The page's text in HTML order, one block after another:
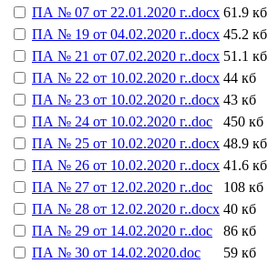
ПА № 07 от 22.01.2020 г..docx 61.9 кб
ПА № 19 от 04.02.2020 г..docx 45.2 кб
ПА № 21 от 07.02.2020 г..docx 51.1 кб
ПА № 22 от 10.02.2020 г..docx 44 кб
ПА № 23 от 10.02.2020 г..docx 43 кб
ПА № 24 от 10.02.2020 г..doc
450 кб
ПА № 25 от 10.02.2020 г..docx 48.9 кб
ПА № 26 от 10.02.2020 г..docx 41.6 кб
ПА № 27 от 12.02.2020 г..doc
108 кб
ПА № 28 от 12.02.2020 г..docx 40 кб
ПА № 29 от 14.02.2020 г..doc
86 кб
ПА № 30 от 14.02.2020.doc
59 кб